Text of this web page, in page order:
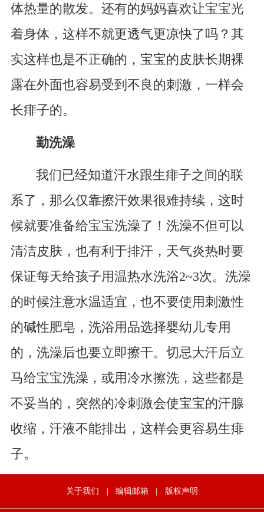
体热量的散发。还有的妈妈喜欢让宝宝光
着身体，这样不就更透气更凉快了吗？其
实这样也是不正确的，宝宝的皮肤长期裸
露在外面也容易受到不良的刺激，一样会
长痱子的。
勤洗澡
我们已经知道汗水跟生痱子之间的联
系了，那么仅靠擦汗效果很难持续，这时
候就要准备给宝宝洗澡了！洗澡不但可以
清洁皮肤，也有利于排汗，天气炎热时要
保证每天给孩子用温热水洗浴2~3次。洗澡
的时候注意水温适宜，也不要使用刺激性
的碱性肥皂，洗浴用品选择婴幼儿专用
的，洗澡后也要立即擦干。切忌大汗后立
马给宝宝洗澡，或用冷水擦洗，这些都是
不妥当的，突然的冷刺激会使宝宝的汗腺
收缩，汗液不能排出，这样会更容易生痱
子。
关于我们 | 编辑邮箱 | 版权声明